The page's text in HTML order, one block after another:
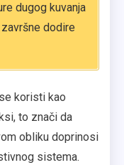
dugog kuvanja
dodire
koristi kao
to znači da
obliku doprinosi
sistema.